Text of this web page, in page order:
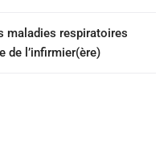
maladies respiratoires
de l’infirmier(ère)